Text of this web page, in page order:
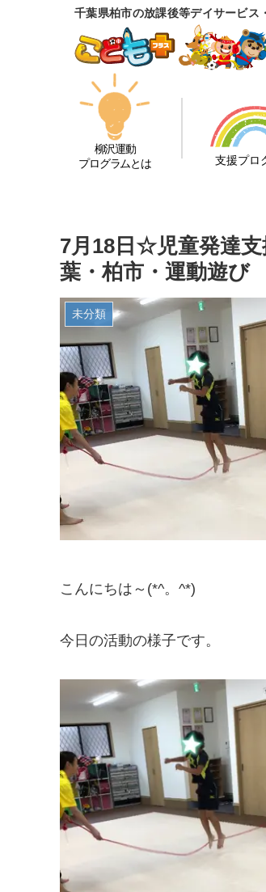
千葉県柏市の放課後等デイサービ
柳沢運動
プログラムとは
支援プロ
7月18日☆児童発達
葉・柏市・運動遊び
未分類
こんにちは～(*^。^*)
今日の活動の様子です。